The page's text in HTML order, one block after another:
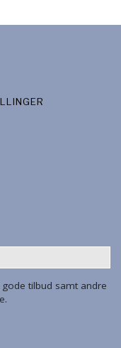
tilbud samt andre